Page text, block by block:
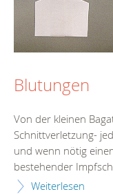
Blutungen
Von der kleinen
Schnittverletzung-
und wenn nötig
bestehender
Weiterlesen